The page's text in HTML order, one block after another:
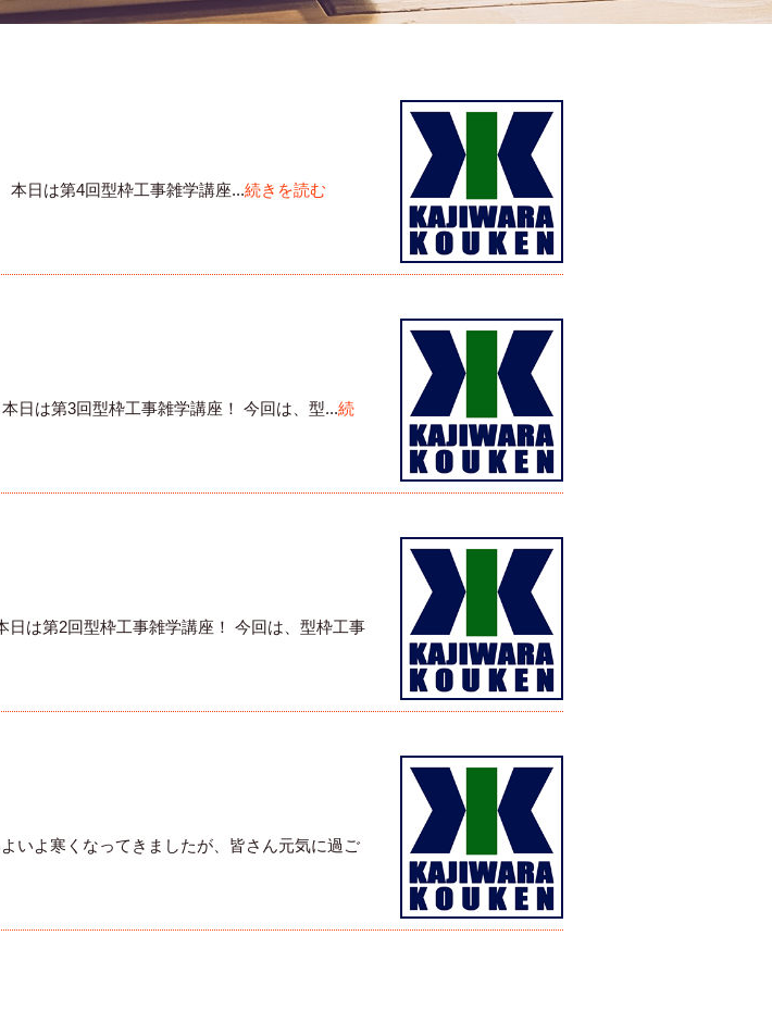
日は第4回型枠工事雑学講座...続きを読む
日は第3回型枠工事雑学講座！ 今回は、型...続
は第2回型枠工事雑学講座！ 今回は、型枠工事
いよ寒くなってきましたが、皆さん元気に過ご